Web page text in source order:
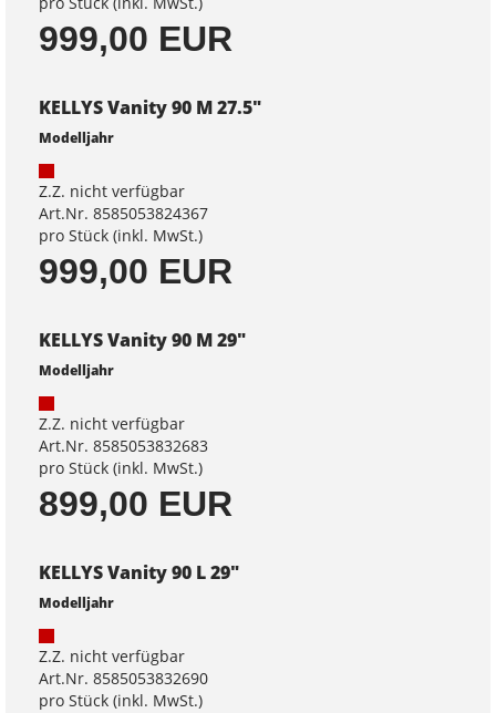
999,00 EUR
KELLYS Vanity 90 M 27.5"
Modelljahr
Z.Z. nicht verfügbar
Art.Nr. 8585053824367
pro Stück (inkl. MwSt.)
999,00 EUR
KELLYS Vanity 90 M 29"
Modelljahr
Z.Z. nicht verfügbar
Art.Nr. 8585053832683
pro Stück (inkl. MwSt.)
899,00 EUR
KELLYS Vanity 90 L 29"
Modelljahr
Z.Z. nicht verfügbar
Art.Nr. 8585053832690
pro Stück (inkl. MwSt.)